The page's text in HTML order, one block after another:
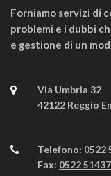
Forniamo servizi di
problemi e i dubbi
e gestione di un
Via Umbria 32
42122 Reggio
Telefono: 0522
Fax: 0522